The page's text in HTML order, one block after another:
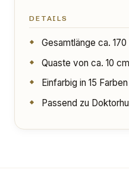
DETAILS
Gesamtlänge ca.
Quaste von ca. 10
Einfarbig in 15
Passend zu